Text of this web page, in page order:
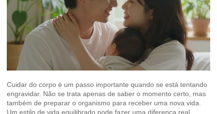
Cuidar do corpo é um passo importante quando se está tentando
engravidar. Não se trata apenas de saber o momento certo, mas
também de preparar o organismo para receber uma nova vida.
Um estilo de vida equilibrado pode fazer uma diferença real.